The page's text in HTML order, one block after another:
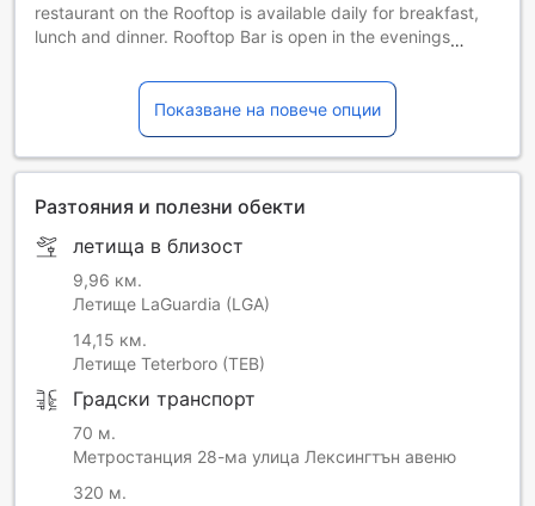
restaurant on the Rooftop is available daily for breakfast,
lunch and dinner. Rooftop Bar is open in the evenings for
Royalton Park Avenue is committed to providing its guests
and associates with a smoke free environment. Smoking
tobacco, pipes, vapes, e-cigarettes and marijuana is
strictly prohibited within the hotel. By booking through this
website, you acknowledge that the hotel has installed
enable hotel management to respond to smoking events
without disrupting your stay. You hereby agree and
consent to the use of such sensor in your room and
and required by the hotel to ensure a smoke-free stay for
all guests. By acknowledging the foregoing, you agree to
waive any future claims related to the presence of the
sensor in a room you may book. Tampering with the sensor
is strictly prohibited.
Показване на повече опции
Разтояния и полезни обекти
летища в близост
9,96 км.
Летище LaGuardia (LGA)
14,15 км.
Летище Teterboro (TEB)
Градски транспорт
70 м.
Метростанция 28-ма улица Лексингтън авеню
320 м.